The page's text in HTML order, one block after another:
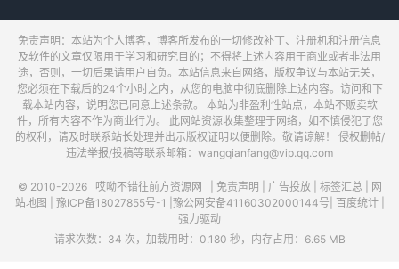
免责声明：本站为个人博客，博客所发布的一切修改补丁、注册机和注册信息
及软件的文章仅限用于学习和研究目的；不得将上述内容用于商业或者非法用
途，否则，一切后果请用户自负。本站信息来自网络，版权争议与本站无关，
您必须在下载后的24个小时之内，从您的电脑中彻底删除上述内容。访问和下
载本站内容，说明您已同意上述条款。 本站为非盈利性站点，本站不贩卖软
件，所有内容不作为商业行为。 此网站资源收集整理于网络，如不慎侵犯了您
的权利，请及时联系站长处理并出示版权证明以便删除。敬请谅解！ 侵权删帖/
违法举报/投稿等联系邮箱：wangqianfang@vip.qq.com
© 2010-2026 哎呦不错往前方资源网 免责声明 广告投放| 标签汇总|
网
站地图
豫ICP备18027855号-1 豫公网安备41160302000144号 百度统计|
强力驱动
请求次数：34 次，加载用时：0.180 秒，内存占用：6.65 MB